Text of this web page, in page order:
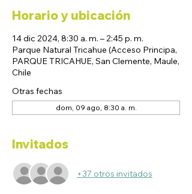
Horario y ubicación
14 dic 2024, 8:30 a. m. – 2:45 p. m.
Parque Natural Tricahue (Acceso Principa,
PARQUE TRICAHUE, San Clemente, Maule,
Chile
Otras fechas
dom, 09 ago, 8:30 a. m.
Invitados
+37 otros invitados